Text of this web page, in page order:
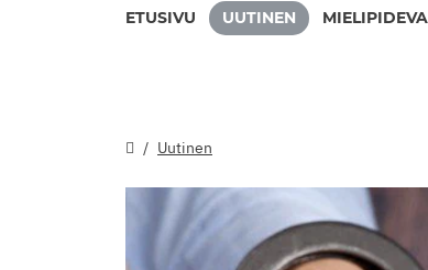
ETUSIVU UUTINEN
Uutinen